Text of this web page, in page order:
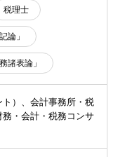
？
紹介
税理士
論」
諸表論」
）、会計事務所・税
・会計・税務コンサ